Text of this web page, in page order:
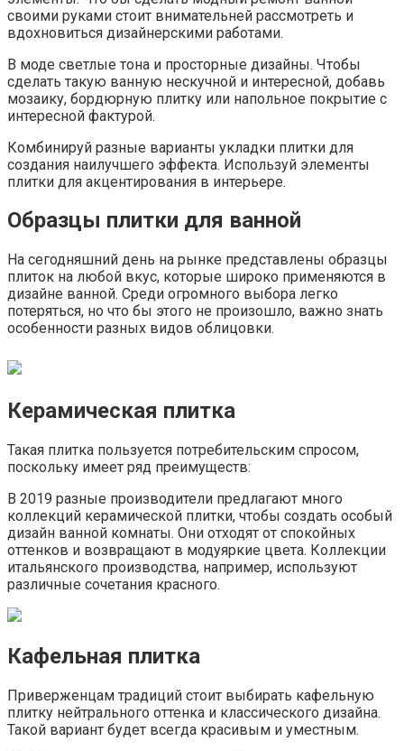
своими руками стоит внимательней рассмотреть и
вдохновиться дизайнерскими работами.
В моде светлые тона и просторные дизайны. Чтобы
сделать такую ванную нескучной и интересной, добавь
мозаику, бордюрную плитку или напольное покрытие с
интересной фактурой.
Комбинируй разные варианты укладки плитки для
создания наилучшего эффекта. Используй элементы
плитки для акцентирования в интерьере.
Образцы плитки для ванной
На сегодняшний день на рынке представлены образцы
плиток на любой вкус, которые широко применяются в
дизайне ванной. Среди огромного выбора легко
потеряться, но что бы этого не произошло, важно знать
особенности разных видов облицовки.
Керамическая плитка
Такая плитка пользуется потребительским спросом,
поскольку имеет ряд преимуществ:
В 2019 разные производители предлагают много
коллекций керамической плитки, чтобы создать особый
дизайн ванной комнаты. Они отходят от спокойных
оттенков и возвращают в модуяркие цвета. Коллекции
итальянского производства, например, используют
различные сочетания красного.
Кафельная плитка
Приверженцам традиций стоит выбирать кафельную
плитку нейтрального оттенка и классического дизайна.
Такой вариант будет всегда красивым и уместным.